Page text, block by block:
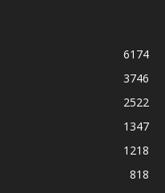
6174
3746
2522
1347
1218
818